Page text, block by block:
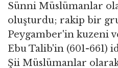
Sünni Müslümanlar
oluşturdu; rakip bir
Peygamber'in kuzeni
Ebu Talib'in (601-661)
Şii Müslümanlar olarak